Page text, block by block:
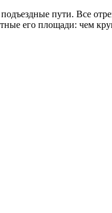
пути. Все
его площади: чем